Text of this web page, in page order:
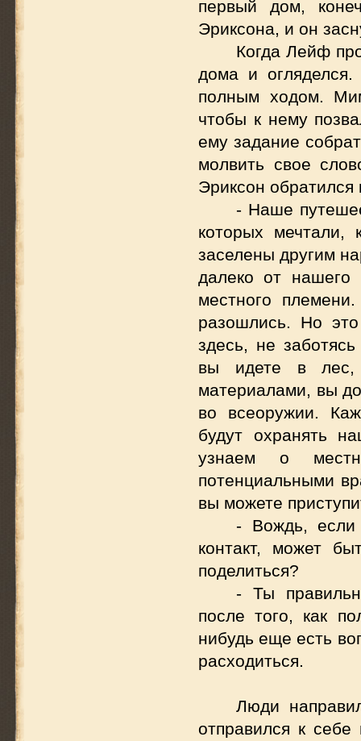
первый дом,
Эриксона, и он
Когда Лейф
дома и
полным ходом.
чтобы к нему
ему задание
молвить свое
Эриксон обратился
- Наше
которых мечтали,
заселены другим
далеко от нашего
местного
разошлись. Но
здесь, не
вы идете в лес,
материалами, вы
во всеоружии.
будут охранять
узнаем о
потенциальными
вы можете
- Вождь,
контакт, может
поделиться?
- Ты
после того, как
нибудь еще есть
расходиться.
Люди
отправился к